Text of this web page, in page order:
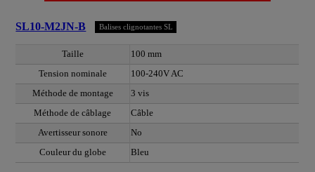
SL10-M2JN-B Balises clignotantes SL
Taille
100 mm
Tension nominale
100-240V AC
Méthode de montage
3 vis
Méthode de câblage
Câble
Avertisseur sonore
No
Couleur du globe
Bleu